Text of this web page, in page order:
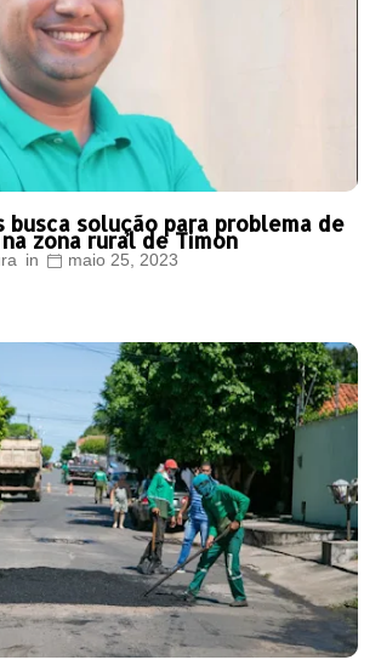
busca solução para problema de
zona rural de Timon
maio 25, 2023